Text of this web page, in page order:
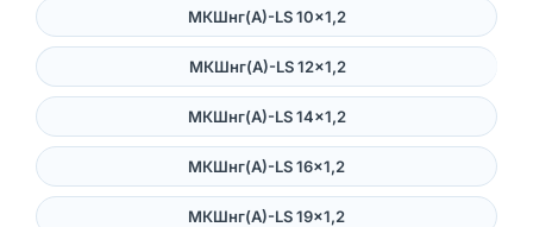
МКШнг(А)-LS 10×1,2
МКШнг(А)-LS 12×1,2
МКШнг(А)-LS 14×1,2
МКШнг(А)-LS 16×1,2
МКШнг(А)-LS 19×1,2